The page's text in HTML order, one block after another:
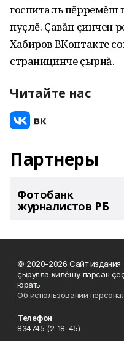
госпиталь
пуçлĕ. Çавăн çинчен
Хабиров ВКонтакте
страницинче çырнă.
Читайте нас
Партнеры
Фотобанк
журналистов РБ
© 2020-2026 Сайт издания
çырулла килĕшÿ парсан
юрать
Об использовании
Телефон
834745 (2-18-45)